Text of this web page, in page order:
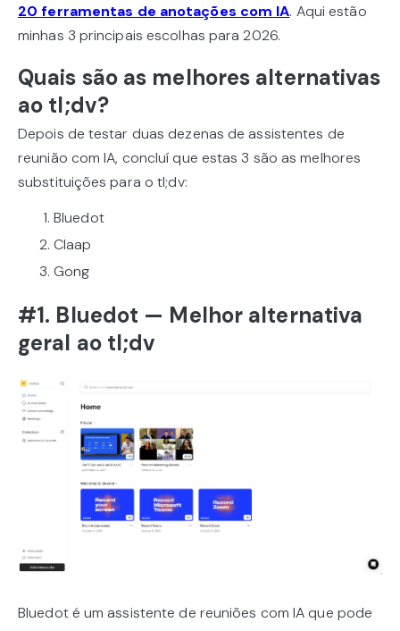
20 ferramentas de anotações com IA. Aqui estão
minhas 3 principais escolhas para 2026.
Quais são as melhores alternativas
ao tl;dv?
Depois de testar duas dezenas de assistentes de
reunião com IA, concluí que estas 3 são as melhores
substituições para o tl;dv:
Bluedot
Claap
Gong
#1. Bluedot — Melhor alternativa
geral ao tl;dv
Bluedot é um assistente de reuniões com IA que pode